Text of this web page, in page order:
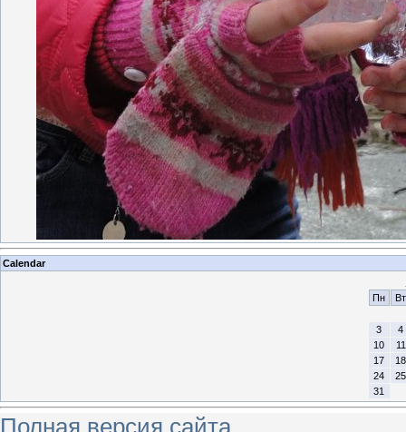
Calendar
Пн
Вт
3
4
10
11
17
18
24
25
31